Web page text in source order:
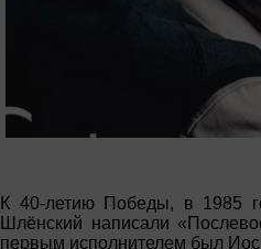
К 40-летию Победы, в 1985
Шлёнский написали
первым исполнителем был